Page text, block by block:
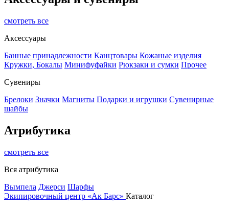
смотреть все
Аксессуары
Банные принадлежности Канцтовары Кожаные изделия
Кружки, Бокалы Минифуфайки Рюкзаки и сумки Прочее
Сувениры
Брелоки Значки Магниты Подарки и игрушки Сувенирные
шайбы
Атрибутика
смотреть все
Вся атрибутика
Вымпела Джерси Шарфы
Экипировочный центр «Ак Барс» Каталог